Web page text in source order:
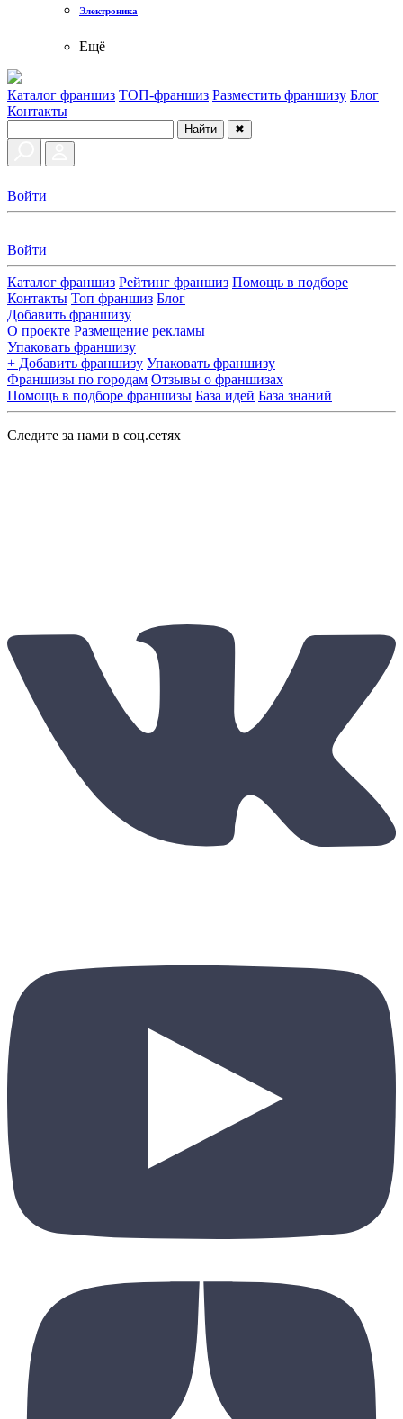
Электроника
Ещё
Каталог франшиз ТОП-франшиз Разместить франшизу Блог
Контакты
Найти ✖
Войти
Войти
Каталог франшиз Рейтинг франшиз Помощь в подборе
Контакты Топ франшиз Блог
Добавить франшизу
О проекте Размещение рекламы
Упаковать франшизу
+ Добавить франшизу Упаковать франшизу
Франшизы по городам Отзывы о франшизах
Помощь в подборе франшизы База идей База знаний
Следите за нами в соц.сетях